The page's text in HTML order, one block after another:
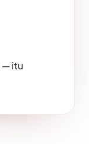
— itu